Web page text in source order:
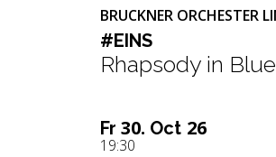
Fr 30. Oct 26
19:30
BRUCKNER ORCHESTER
#EINS
Rhapsody in Blue